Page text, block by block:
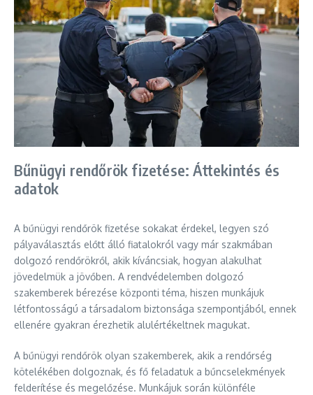
Bűnügyi rendőrök fizetése: Áttekintés és
adatok
A bűnügyi rendőrök fizetése sokakat érdekel, legyen szó
pályaválasztás előtt álló fiatalokról vagy már szakmában
dolgozó rendőrökről, akik kíváncsiak, hogyan alakulhat
jövedelmük a jövőben. A rendvédelemben dolgozó
szakemberek bérezése központi téma, hiszen munkájuk
létfontosságú a társadalom biztonsága szempontjából, ennek
ellenére gyakran érezhetik alulértékeltnek magukat.
A bűnügyi rendőrök olyan szakemberek, akik a rendőrség
kötelékében dolgoznak, és fő feladatuk a bűncselekmények
felderítése és megelőzése. Munkájuk során különféle